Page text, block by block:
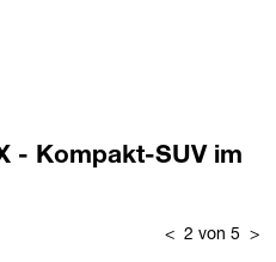
- Kompakt-SUV im
< 2 von 5 >